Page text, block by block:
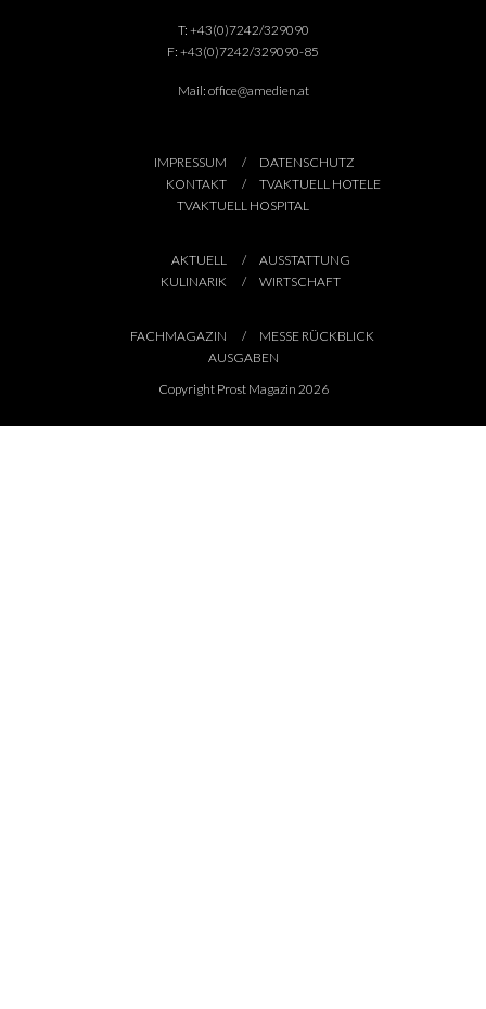
T: +43(0)7242/329090
F: +43(0)7242/329090-85
Mail: office@amedien.at
IMPRESSUM
DATENSCHUTZ
KONTAKT
TVAKTUELL HOTELE
TVAKTUELL HOSPITAL
AKTUELL
AUSSTATTUNG
KULINARIK
WIRTSCHAFT
FACHMAGAZIN
MESSE RÜCKBLICK
AUSGABEN
Copyright Prost Magazin 2026